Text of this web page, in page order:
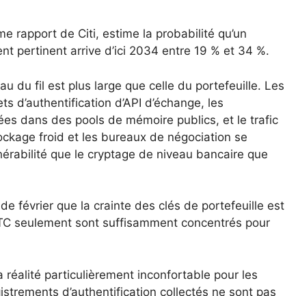
rapport de Citi, estime la probabilité qu’un
pertinent arrive d’ici 2034 entre 19 % et 34 %.
du fil est plus large que celle du portefeuille. Les
d’authentification d’API d’échange, les
dans des pools de mémoire publics, et le trafic
froid et les bureaux de négociation se
que le cryptage de niveau bancaire que
février que la crainte des clés de portefeuille est
seulement sont suffisamment concentrés pour
réalité particulièrement inconfortable pour les
d’authentification collectés ne sont pas